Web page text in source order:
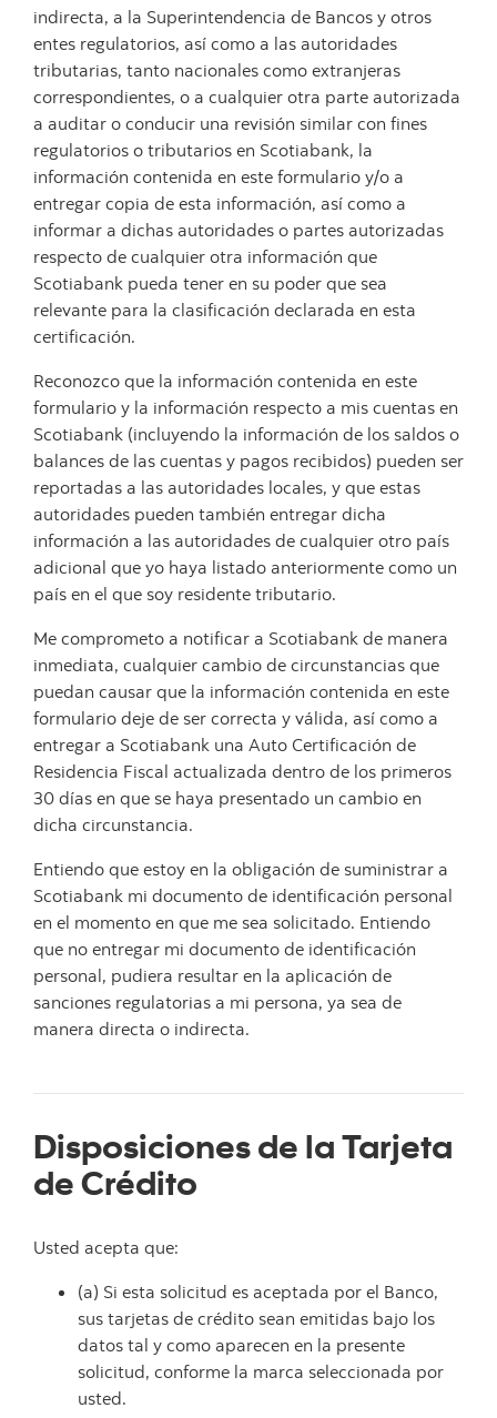
indirecta, a la Superintendencia de Bancos y otros
entes regulatorios, así como a las autoridades
tributarias, tanto nacionales como extranjeras
correspondientes, o a cualquier otra parte autorizada
a auditar o conducir una revisión similar con fines
regulatorios o tributarios en Scotiabank, la
información contenida en este formulario y/o a
entregar copia de esta información, así como a
informar a dichas autoridades o partes autorizadas
respecto de cualquier otra información que
Scotiabank pueda tener en su poder que sea
relevante para la clasificación declarada en esta
certificación.
Reconozco que la información contenida en este
formulario y la información respecto a mis cuentas en
Scotiabank (incluyendo la información de los saldos o
balances de las cuentas y pagos recibidos) pueden ser
reportadas a las autoridades locales, y que estas
autoridades pueden también entregar dicha
información a las autoridades de cualquier otro país
adicional que yo haya listado anteriormente como un
país en el que soy residente tributario.
Me comprometo a notificar a Scotiabank de manera
inmediata, cualquier cambio de circunstancias que
puedan causar que la información contenida en este
formulario deje de ser correcta y válida, así como a
entregar a Scotiabank una Auto Certificación de
Residencia Fiscal actualizada dentro de los primeros
30 días en que se haya presentado un cambio en
dicha circunstancia.
Entiendo que estoy en la obligación de suministrar a
Scotiabank mi documento de identificación personal
en el momento en que me sea solicitado. Entiendo
que no entregar mi documento de identificación
personal, pudiera resultar en la aplicación de
sanciones regulatorias a mi persona, ya sea de
manera directa o indirecta.
Disposiciones de la Tarjeta
de Crédito
Usted acepta que:
(a) Si esta solicitud es aceptada por el Banco,
sus tarjetas de crédito sean emitidas bajo los
datos tal y como aparecen en la presente
solicitud, conforme la marca seleccionada por
usted.